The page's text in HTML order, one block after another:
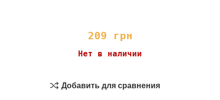
209 грн
Нет в наличии
Добавить для сравнения